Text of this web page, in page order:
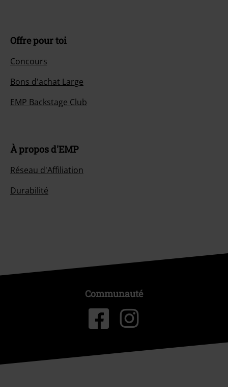
Offre pour toi
Concours
Bons d'achat Large
EMP Backstage Club
À propos d'EMP
Réseau d'Affiliation
Durabilité
Communauté